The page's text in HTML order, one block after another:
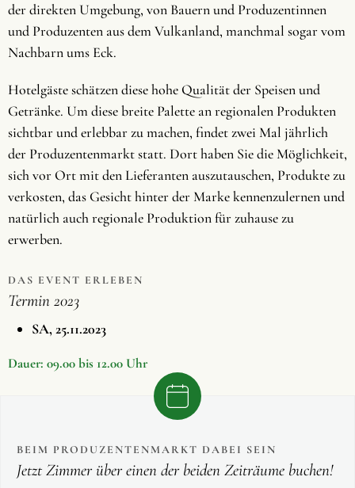
der direkten Umgebung, von Bauern und Produzentinnen
und Produzenten aus dem Vulkanland, manchmal sogar vom
Nachbarn ums Eck.
Hotelgäste schätzen diese hohe Qualität der Speisen und
Getränke. Um diese breite Palette an regionalen Produkten
sichtbar und erlebbar zu machen, findet zwei Mal jährlich
der Produzentenmarkt statt. Dort haben Sie die Möglichkeit,
sich vor Ort mit den Lieferanten auszutauschen, Produkte zu
verkosten, das Gesicht hinter der Marke kennenzulernen und
natürlich auch regionale Produktion für zuhause zu
erwerben.
DAS EVENT ERLEBEN
Termin 2023
SA, 25.11.2023
Dauer: 09.00 bis 12.00 Uhr
BEIM PRODUZENTENMARKT DABEI SEIN
Jetzt Zimmer über einen der beiden Zeiträume buchen!